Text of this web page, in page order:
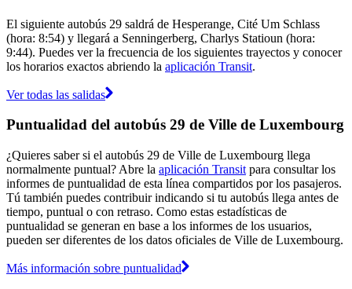
El siguiente autobús 29 saldrá de Hesperange, Cité Um Schlass
(hora: 8:54) y llegará a Senningerberg, Charlys Statioun (hora:
9:44). Puedes ver la frecuencia de los siguientes trayectos y conocer
los horarios exactos abriendo la aplicación Transit.
Ver todas las salidas
Puntualidad del autobús 29 de Ville de Luxembourg
¿Quieres saber si el autobús 29 de Ville de Luxembourg llega
normalmente puntual? Abre la aplicación Transit para consultar los
informes de puntualidad de esta línea compartidos por los pasajeros.
Tú también puedes contribuir indicando si tu autobús llega antes de
tiempo, puntual o con retraso. Como estas estadísticas de
puntualidad se generan en base a los informes de los usuarios,
pueden ser diferentes de los datos oficiales de Ville de Luxembourg.
Más información sobre puntualidad